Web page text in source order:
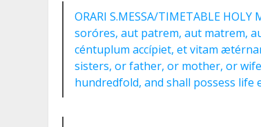
ORARI S.MESSA/TIMETABLE
soróres, aut patrem, aut matrem,
céntuplum accípiet, et vitam
sisters, or father, or mother, or
hundredfold, and shall possess life